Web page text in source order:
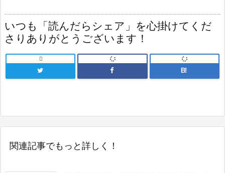
いつも「読んだらシェア」を心掛けてくだ
さりありがとうございます！

B!
関連記事でもっと詳しく！